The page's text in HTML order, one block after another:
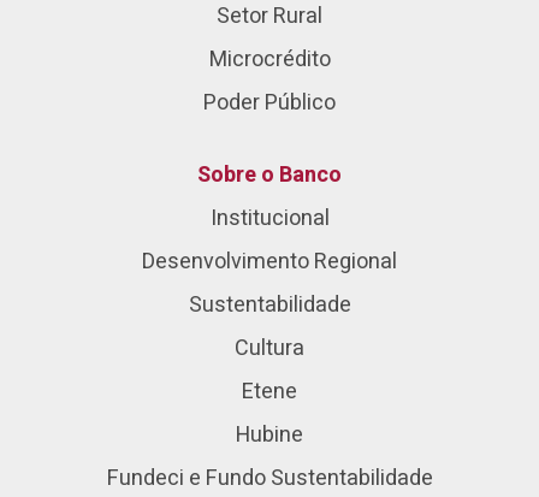
Setor Rural
Microcrédito
Poder Público
Sobre o Banco
Institucional
Desenvolvimento Regional
Sustentabilidade
Cultura
Etene
Hubine
Fundeci e Fundo Sustentabilidade